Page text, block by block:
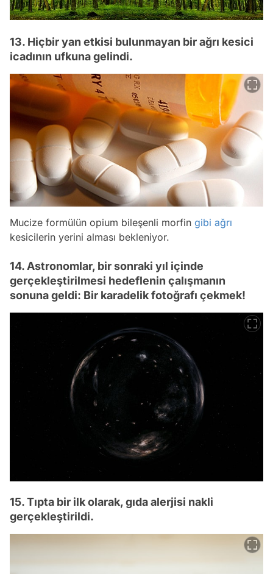
13. Hiçbir yan etkisi bulunmayan bir ağrı kesici
icadının ufkuna gelindi.
Mucize formülün opium bileşenli morfin gibi ağrı
kesicilerin yerini alması bekleniyor.
14. Astronomlar, bir sonraki yıl içinde
gerçekleştirilmesi hedeflenin çalışmanın
sonuna geldi: Bir karadelik fotoğrafı çekmek!
15. Tıpta bir ilk olarak, gıda alerjisi nakli
gerçekleştirildi.